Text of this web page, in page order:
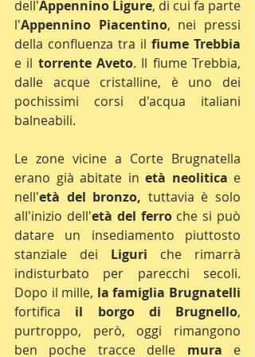
dell'Appennino Ligure, di cui fa parte
l'Appennino Piacentino, nei pressi
della confluenza tra il fiume Trebbia
e il torrente Aveto. Il fiume Trebbia,
dalle acque cristalline, è uno dei
pochissimi corsi d'acqua italiani
balneabili.
Le zone vicine a Corte Brugnatella
erano già abitate in età neolitica e
nell'età del bronzo, tuttavia è solo
all'inizio dell'età del ferro che si può
datare un insediamento piuttosto
stanziale dei Liguri che rimarrà
indisturbato per parecchi secoli.
Dopo il mille, la famiglia Brugnatelli
fortifica il borgo di Brugnello,
purtroppo, però, oggi rimangono
ben poche tracce delle mura e